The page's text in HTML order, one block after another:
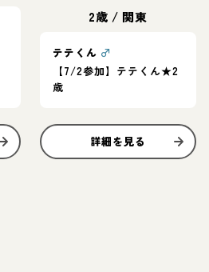
2歳 / 関東
テテくん ♂
【7/2参加】テテくん★2
歳
詳細を見る